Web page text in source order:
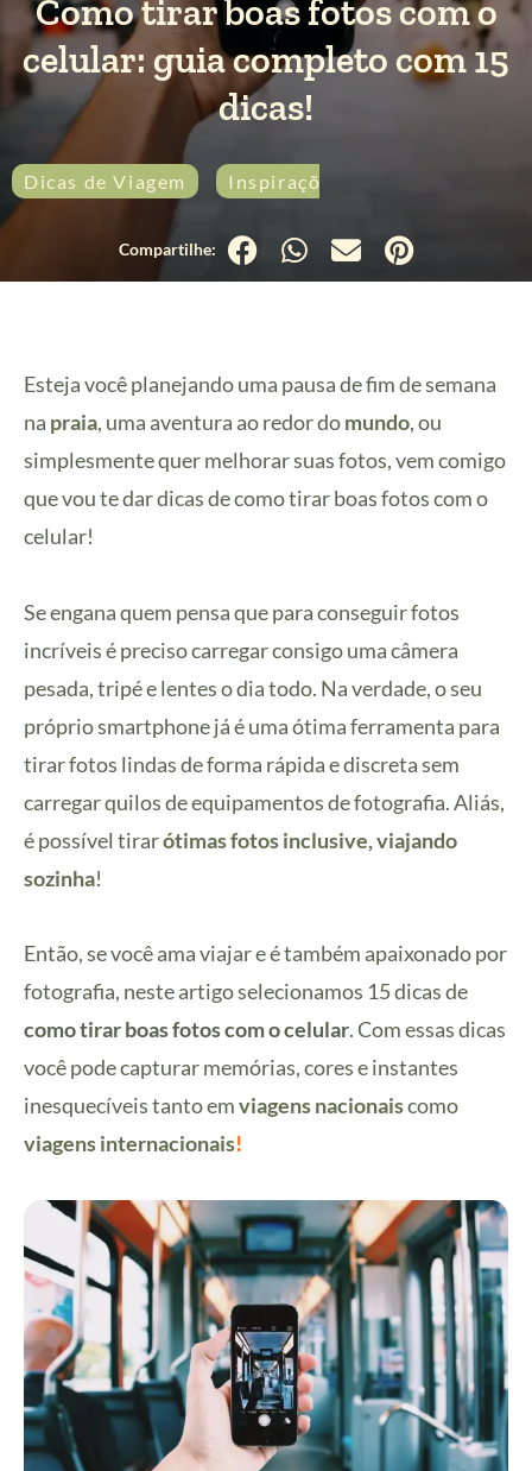
Como tirar boas fotos com o
celular: guia completo com 15
dicas!
Dicas de Viagem Inspirações
Esteja você planejando uma pausa de fim de semana
na praia, uma aventura ao redor domundo, ou
simplesmente quer melhorar suas fotos, vem comigo
que vou te dar dicas de como tirar boas fotos com o
celular!
Se engana quem pensa que para conseguir fotos
incríveis é preciso carregar consigo uma câmera
pesada, tripé e lentes o dia todo. Na verdade, o seu
próprio smartphone já é uma ótima ferramenta para
tirar fotos lindas de forma rápida e discreta sem
carregar quilos de equipamentos de fotografia. Aliás,
é possível tirarótimas fotos inclusive, viajando
sozinha!
Então, se você ama viajar e é também apaixonado por
fotografia, neste artigo selecionamos 15 dicas de
como tirar boas fotos com o celular. Com essas dicas
você pode capturar memórias, cores e instantes
inesquecíveis tanto emviagens nacionaiscomo
viagens internacionais!